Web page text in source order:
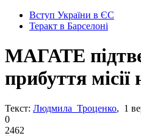
Вступ України в ЄС
Теракт в Барселоні
МАГАТЕ
прибуття
Текст: Людмила Троценко, 1
0
2462